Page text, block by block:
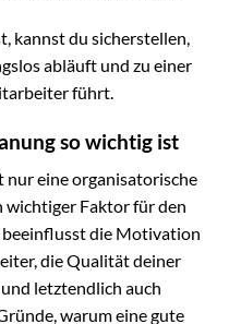
kannst du sicherstellen,
abläuft und zu einer
führt.
so wichtig ist
nur eine organisatorische
wichtiger Faktor für den
beeinflusst die Motivation
die Qualität deiner
letztendlich auch
warum eine gute